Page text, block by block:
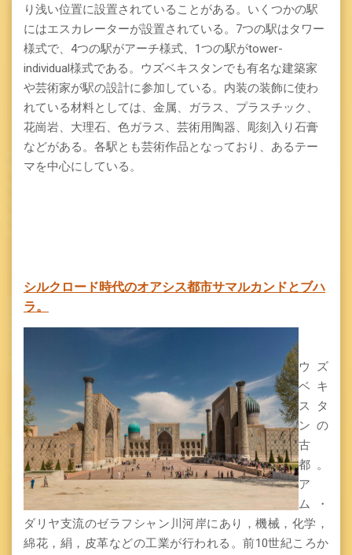
り浅い位置に設置されていることがある。いくつかの駅
にはエスカレーターが設置されている。7つの駅はタワー
様式で、4つの駅がアーチ様式、1つの駅がtower-
individual様式である。ウズベキスタンでも有名な建築家
や芸術家が駅の設計に参加している。内装の装飾に使わ
れている材料としては、金属、ガラス、プラスチック、
花崗岩、大理石、色ガラス、芸術用陶器、彫刻入り石膏
などがある。各駅とも芸術作品となっており、あるテー
マを中心にしている。
シルクロード時代のオアシス都市サマルカンドとブハ
ラ。
ウズ
ベキ
スタ
ンの
古
都。
ア
ム・
ダリヤ支流のゼラフシャン川河岸にあり，機械，化学，
綿花，絹，皮革などの工業が行われる。前10世紀ころか